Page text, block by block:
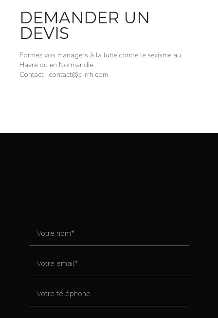
DEMANDER UN
DEVIS
Formez vos managers à la lutte contre le sexisme au
Havre ou en Normandie.
Contact : contact@c-rrh.com